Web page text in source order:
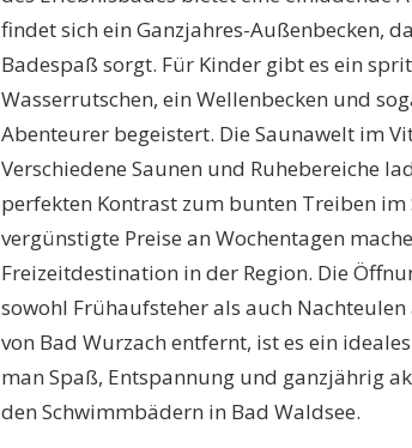
findet sich ein Ganzjahres-Außenbecken,
Badespaß sorgt. Für Kinder gibt es ein
Wasserrutschen, ein Wellenbecken und
Abenteurer begeistert. Die Saunawelt im
Verschiedene Saunen und Ruhebereiche
perfekten Kontrast zum bunten Treiben
vergünstigte Preise an Wochentagen
Freizeitdestination in der Region. Die
sowohl Frühaufsteher als auch
von Bad Wurzach entfernt, ist es ein
man Spaß, Entspannung und ganzjährig
den Schwimmbädern in Bad Waldsee.